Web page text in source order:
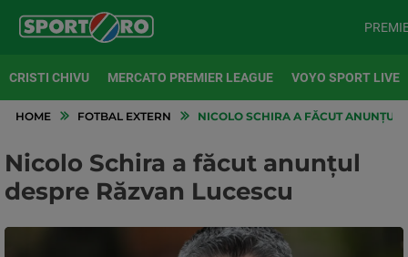
CRISTI CHIVU MERCATO PREMIER LEAGUE VOYO SPORT LIVE
HOME FOTBAL EXTERN NICOLO SCHIRA A FĂCUT ANUNȚUL
Nicolo Schira a făcut anunțul
despre Răzvan Lucescu